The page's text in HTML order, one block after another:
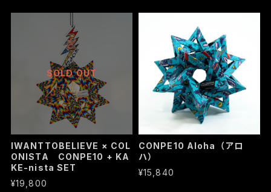
SOLD OUT
IWANTTOBELIEVE × COL
ONISTA CONPE10 + KA
KE-nista SET
¥19,800
CONPE10 Aloha（アロ
ハ）
¥15,840